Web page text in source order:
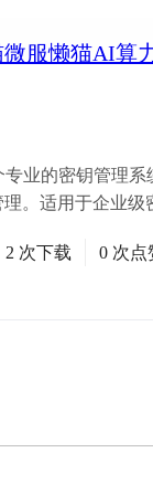
服懒猫AI算
专业的密钥管理
理。适用于企业
2 次下载 0 次点